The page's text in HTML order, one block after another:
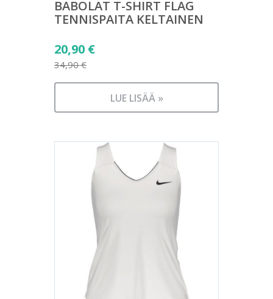
BABOLAT T-SHIRT FLAG
TENNISPAITA KELTAINEN
34,90€
Alkuperäinen
hinta
oli:
20,90 €
Nykyinen
on:
LUE LISÄÄ »